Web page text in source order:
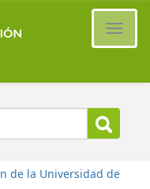
de la Universidad de